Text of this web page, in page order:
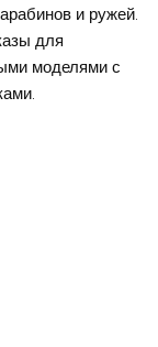
и ружей.
для
моделями с